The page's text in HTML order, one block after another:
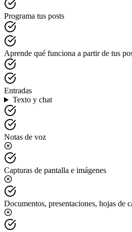
Programa tus posts
Aprende qué funciona a partir de tus
Entradas
Texto y chat
Notas de voz
Capturas de pantalla e imágenes
Documentos, presentaciones, hojas de